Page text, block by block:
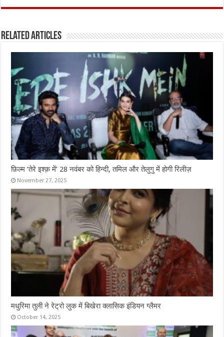
ce
o
o
k
it
r
at
A
p
p
ai ar
Related Articles
फ़िल्म ‘तेरे इश्क़ में’ 28 नवंबर को हिन्दी, तमिल और तेलुगु में होगी रिलीज़
November 27, 2025
मधुरिमा तुली ने रेट्रो लुक में बिखेरा क्लासिक इंडियन ग्लैमर
October 14, 2025